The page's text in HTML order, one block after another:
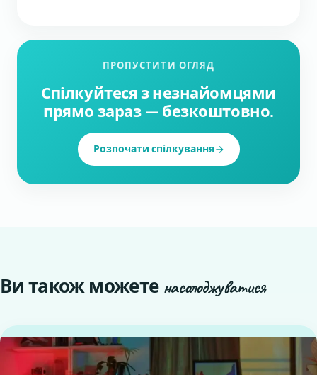
ПРОПУСТИТИ ОГЛЯД
Спілкуйтеся з незнайомцями
прямо зараз — безкоштовно.
Розпочати спілкування
Ви також можете насолоджуватися